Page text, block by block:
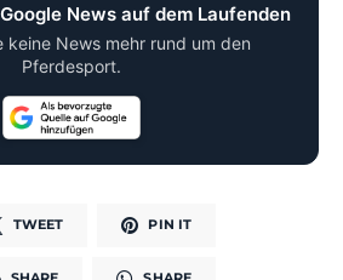
News auf dem Laufenden
keine News mehr rund um den
Pferdesport.
TWEET PIN IT